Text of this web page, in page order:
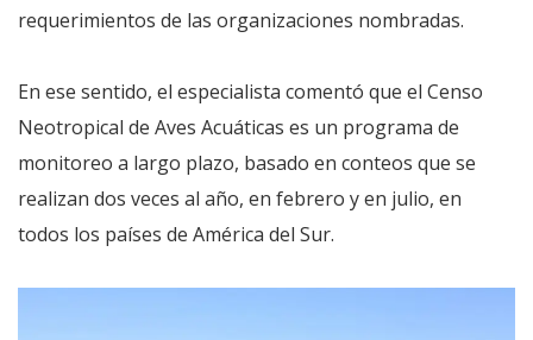
requerimientos de las organizaciones nombradas.
En ese sentido, el especialista comentó que el Censo
Neotropical de Aves Acuáticas es un programa de
monitoreo a largo plazo, basado en conteos que se
realizan dos veces al año, en febrero y en julio, en
todos los países de América del Sur.